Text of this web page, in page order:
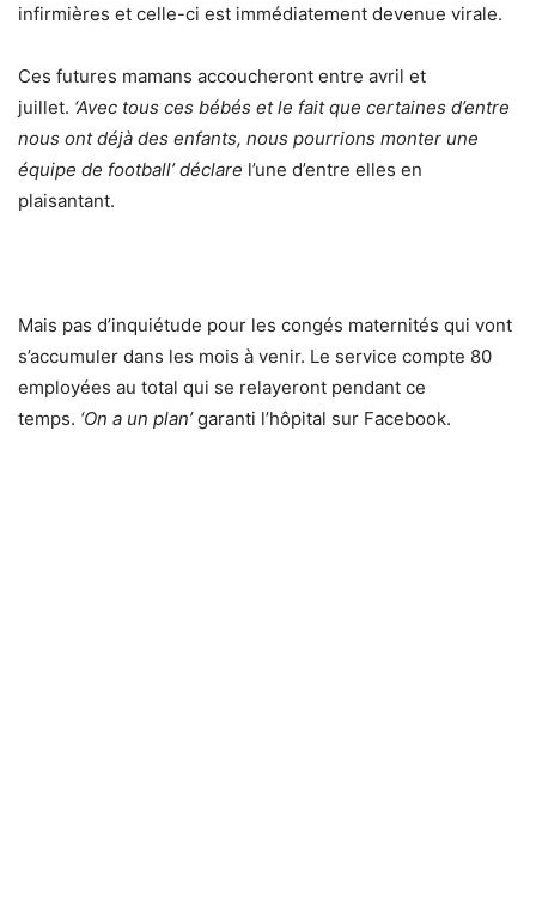
infirmières et celle-ci est immédiatement devenue virale.
Ces futures mamans accoucheront entre avril et
juillet. ‘Avec tous ces bébés et le fait que certaines d’entre
nous ont déjà des enfants, nous pourrions monter une
équipe de football’ déclare l’une d’entre elles en
plaisantant.
Mais pas d’inquiétude pour les congés maternités qui vont
s’accumuler dans les mois à venir. Le service compte 80
employées au total qui se relayeront pendant ce
temps. ‘On a un plan’garanti l’hôpital sur Facebook.